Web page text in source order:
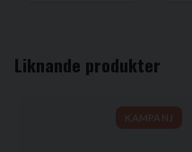
Liknande produkter
KAMPANJ